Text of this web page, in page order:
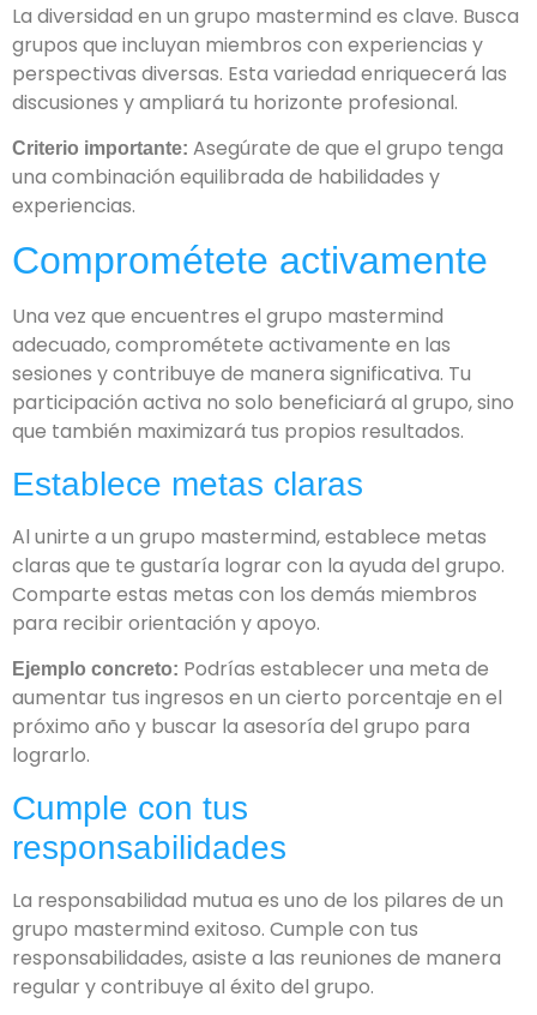
La diversidad en un grupo mastermind es clave. Busca
grupos que incluyan miembros con experiencias y
perspectivas diversas. Esta variedad enriquecerá las
discusiones y ampliará tu horizonte profesional.
Criterio importante: Asegúrate de que el grupo tenga
una combinación equilibrada de habilidades y
experiencias.
Comprométete activamente
Una vez que encuentres el grupo mastermind
adecuado, comprométete activamente en las
sesiones y contribuye de manera significativa. Tu
participación activa no solo beneficiará al grupo, sino
que también maximizará tus propios resultados.
Establece metas claras
Al unirte a un grupo mastermind, establece metas
claras que te gustaría lograr con la ayuda del grupo.
Comparte estas metas con los demás miembros
para recibir orientación y apoyo.
Ejemplo concreto: Podrías establecer una meta de
aumentar tus ingresos en un cierto porcentaje en el
próximo año y buscar la asesoría del grupo para
lograrlo.
Cumple con tus
responsabilidades
La responsabilidad mutua es uno de los pilares de un
grupo mastermind exitoso. Cumple con tus
responsabilidades, asiste a las reuniones de manera
regular y contribuye al éxito del grupo.